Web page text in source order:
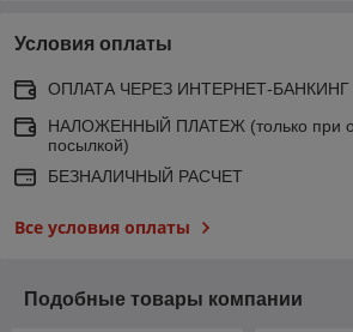
Условия оплаты
ОПЛАТА ЧЕРЕЗ ИНТЕРНЕТ-БАНКИНГ
НАЛОЖЕННЫЙ ПЛАТЕЖ (только при
посылкой)
БЕЗНАЛИЧНЫЙ РАСЧЕТ
Все условия оплаты
Подобные товары компании